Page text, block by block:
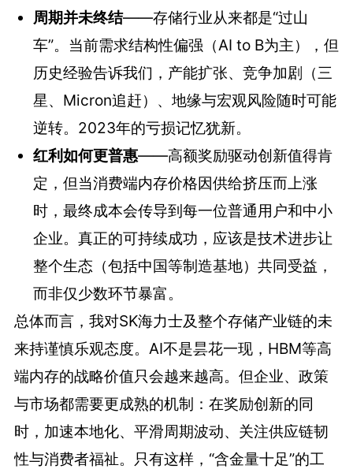
周期并未终结——存储行业从来都是“过山
车”。当前需求结构性偏强（AI to B为主），但
历史经验告诉我们，产能扩张、竞争加剧（三
星、Micron追赶）、地缘与宏观风险随时可能
逆转。2023年的亏损记忆犹新。
红利如何更普惠——高额奖励驱动创新值得肯
定，但当消费端内存价格因供给挤压而上涨
时，最终成本会传导到每一位普通用户和中小
企业。真正的可持续成功，应该是技术进步让
整个生态（包括中国等制造基地）共同受益，
而非仅少数环节暴富。
总体而言，我对SK海力士及整个存储产业链的未
来持谨慎乐观态度。AI不是昙花一现，HBM等高
端内存的战略价值只会越来越高。但企业、政策
与市场都需要更成熟的机制：在奖励创新的同
时，加速本地化、平滑周期波动、关注供应链韧
性与消费者福祉。只有这样，“含金量十足”的工